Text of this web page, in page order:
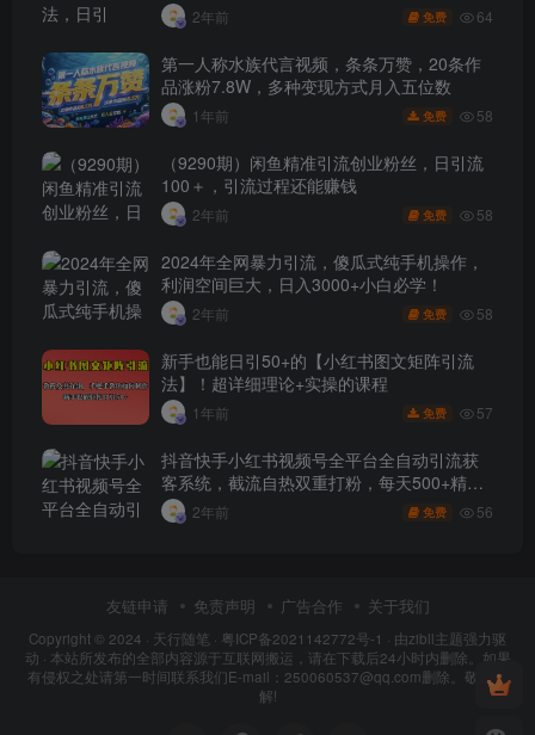
2年前 免费 64
第一人称水族代言视频，条条万赞，20条作
品涨粉7.8W，多种变现方式月入五位数
1年前 免费 58
（9290期）闲鱼精准引流创业粉丝，日引流
100＋，引流过程还能赚钱
2年前 免费 58
2024年全网暴力引流，傻瓜式纯手机操作，
利润空间巨大，日入3000+小白必学！
2年前 免费 58
新手也能日引50+的【小红书图文矩阵引流
法】！超详细理论+实操的课程
1年前 免费 57
抖音快手小红书视频号全平台全自动引流获
客系统，截流自热双重打粉，每天500+精准
粉
2年前 免费 56
友链申请 免责声明 广告合作 关于我们
Copyright © 2024 · 天行随笔 · 粤ICP备2021142772号-1 · 由zibll主题强力驱
动 · 本站所发布的全部内容源于互联网搬运，请在下载后24小时内删除。如果
有侵权之处请第一时间联系我们E-mail：250060537@qq.com删除。敬请谅
解!